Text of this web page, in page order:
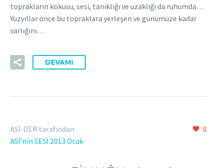
toprakların kokusu, sesi, tanıklığı ve uzaklığı da ruhumda…
Yüzyıllar önce bu topraklara yerleşen ve günümüze kadar
varlığını…
DEVAMI
0
ASİ-DER tarafından
ASİ’nin SESİ 2013 Ocak